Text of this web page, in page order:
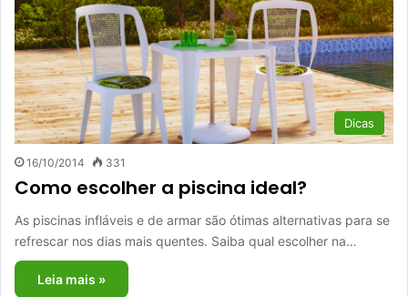
Dicas
16/10/2014 331
Como escolher a piscina ideal?
As piscinas infláveis e de armar são ótimas alternativas para se
refrescar nos dias mais quentes. Saiba qual escolher na…
Leia mais »